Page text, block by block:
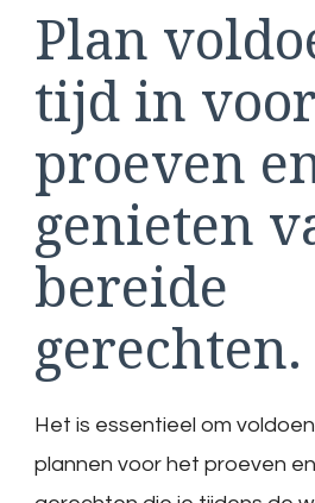
Plan
tijd in
proeven
genieten
bereide
gerechten.
Het is essentieel om
plannen voor het proeven